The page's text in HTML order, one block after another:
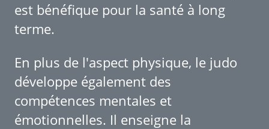
est bénéfique pour la santé à long
terme.
En plus de l'aspect physique, le judo
développe également des
compétences mentales et
émotionnelles. Il enseigne la